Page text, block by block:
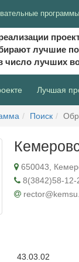
лучшие
число лучших
(current)
Лучшая
Поиск
650043,
8(3842)58-12-
43.03.02